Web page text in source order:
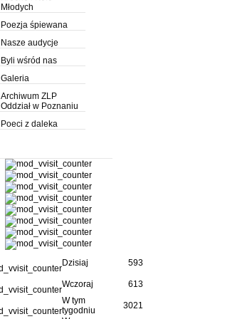
Młodych
Poezja śpiewana
Nasze audycje
Byli wśród nas
Galeria
Archiwum ZLP
Oddział w Poznaniu
Poeci z daleka
Dzisiaj 593
Wczoraj
613
W tym
tygodniu
3021